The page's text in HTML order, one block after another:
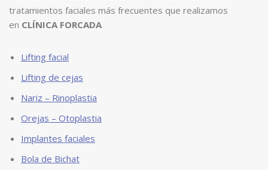
tratamientos faciales más frecuentes que realizamos
en CLÍNICA FORCADA
Lifting facial
Lifting de cejas
Nariz – Rinoplastia
Orejas – Otoplastia
Implantes faciales
Bola de Bichat